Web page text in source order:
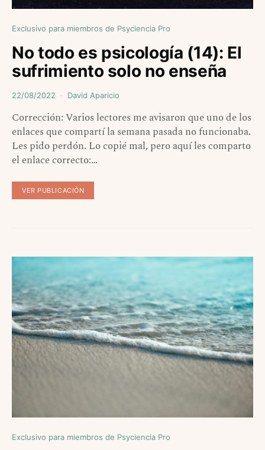
Exclusivo para miembros de Psyciencia Pro
No todo es psicología (14): El
sufrimiento solo no enseña
22/08/2022 David Aparicio
Corrección: Varios lectores me avisaron que uno de los
enlaces que compartí la semana pasada no funcionaba.
Les pido perdón. Lo copié mal, pero aquí les comparto
el enlace correcto:…
VER PUBLICACIÓN
Exclusivo para miembros de Psyciencia Pro